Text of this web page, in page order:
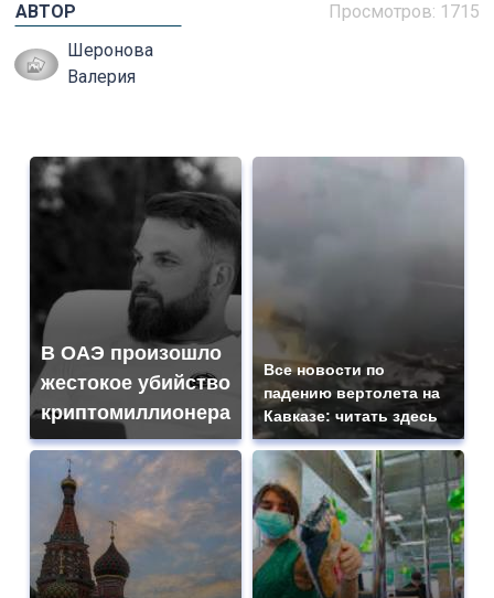
Просмотров: 1715
АВТОР
Шеронова
Валерия
В ОАЭ произошло
жестокое убийство
криптомиллионера
Все новости по
падению вертолета на
Кавказе: читать здесь